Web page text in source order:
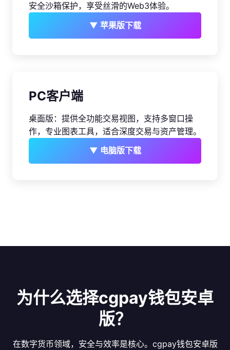
安全沙箱保护，享受丝滑的Web3体验。
▼ 苹果版下载
PC客户端
桌面版：提供全功能交易视图，支持多窗口操
作，专业图表工具，适合深度交易与资产管理。
▼ 电脑版下载
为什么选择cgpay钱包安卓
版？
在数字货币领域，安全与效率是核心。cgpay钱包安卓版